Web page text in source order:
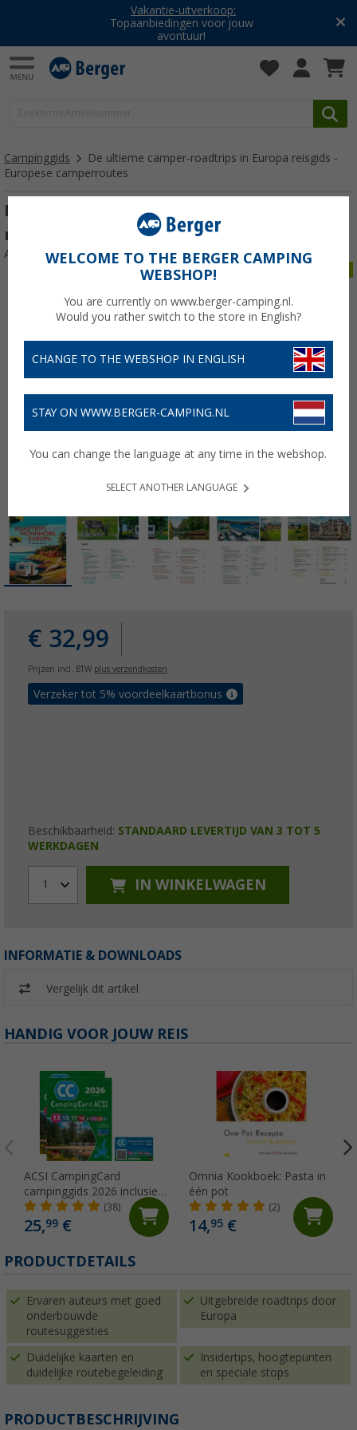
Vakantie-uitverkoop:
Topaanbiedingen voor jouw
avontuur!
Campinggids
De ultieme camper-roadtrips in Europa reisgids -
Europese camperroutes
De ultieme camper-roadtrips in Europa
reisgids - Europese camperroutes
Artikelnr: 749273
€ 32,99
Prijzen incl. BTW plus verzendkosten
Verzeker tot 5% voordeelkaartbonus
Beschikbaarheid: STANDAARD LEVERTIJD VAN 3 TOT 5
WERKDAGEN
1 IN WINKELWAGEN
INFORMATIE & DOWNLOADS
Vergelijk dit artikel
HANDIG VOOR JOUW REIS
ACSI CampingCard
campinggids 2026 inclusief
kortingskaart Taal Duits
(38)
25,99 €
Omnia Kookboek: Pasta in
één pot
(2)
14,95€
PRODUCTDETAILS
Ervaren auteurs met goed
onderbouwde
routesuggesties
Uitgebreide roadtrips door
Europa
Duidelijke kaarten en
duidelijke routebegeleiding
Insidertips, hoogtepunten
en speciale stops
PRODUCTBESCHRIJVING
WELCOME TO THE BERGER CAMPING
WEBSHOP!
You are currently on www.berger-camping.nl.
Would you rather switch to the store in English?
CHANGE TO THE WEBSHOP IN ENGLISH
STAY ON WWW.BERGER-CAMPING.NL
You can change the language at any time in the webshop.
SELECT ANOTHER LANGUAGE